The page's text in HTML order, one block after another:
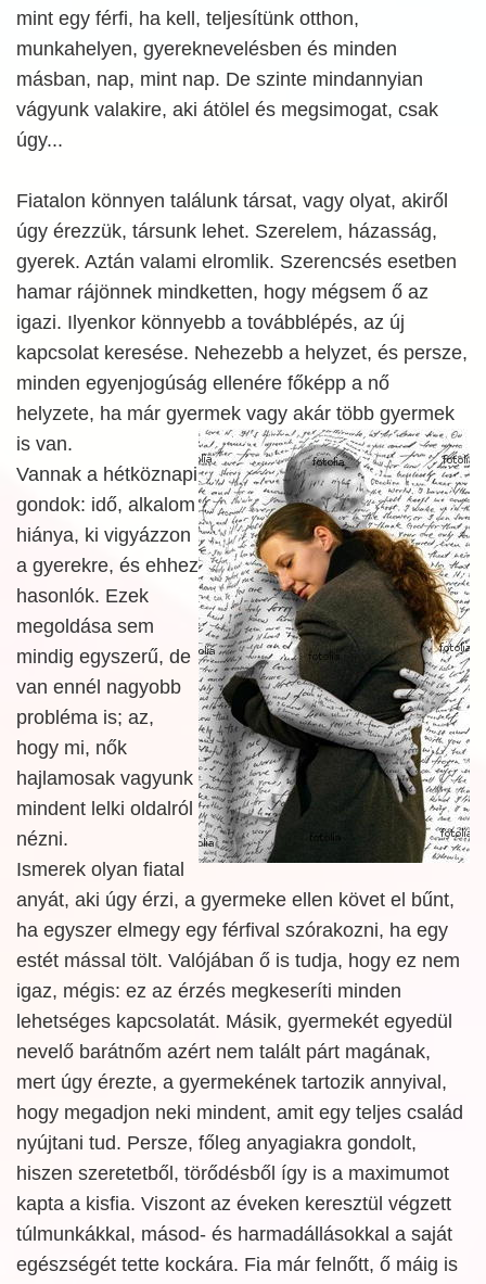
mint egy férfi, ha kell, teljesítünk otthon,
munkahelyen, gyereknevelésben és minden
másban, nap, mint nap. De szinte mindannyian
vágyunk valakire, aki átölel és megsimogat, csak
úgy...
Fiatalon könnyen találunk társat, vagy olyat, akiről
úgy érezzük, társunk lehet. Szerelem, házasság,
gyerek. Aztán valami elromlik. Szerencsés esetben
hamar rájönnek mindketten, hogy mégsem ő az
igazi. Ilyenkor könnyebb a továbblépés, az új
kapcsolat keresése. Nehezebb a helyzet, és persze,
minden egyenjogúság ellenére főképp a nő
helyzete, ha már gyermek vagy akár több gyermek
is van.
Vannak a hétköznapi
gondok: idő, alkalom
hiánya, ki vigyázzon
a gyerekre, és ehhez
hasonlók. Ezek
megoldása sem
mindig egyszerű, de
van ennél nagyobb
probléma is; az,
hogy mi, nők
hajlamosak vagyunk
mindent lelki oldalról
nézni.
Ismerek olyan fiatal
anyát, aki úgy érzi, a gyermeke ellen követ el bűnt,
ha egyszer elmegy egy férfival szórakozni, ha egy
estét mással tölt. Valójában ő is tudja, hogy ez nem
igaz, mégis: ez az érzés megkeseríti minden
lehetséges kapcsolatát. Másik, gyermekét egyedül
nevelő barátnőm azért nem talált párt magának,
mert úgy érezte, a gyermekének tartozik annyival,
hogy megadjon neki mindent, amit egy teljes család
nyújtani tud. Persze, főleg anyagiakra gondolt,
hiszen szeretetből, törődésből így is a maximumot
kapta a kisfia. Viszont az éveken keresztül végzett
túlmunkákkal, másod- és harmadállásokkal a saját
egészségét tette kockára. Fia már felnőtt, ő máig is